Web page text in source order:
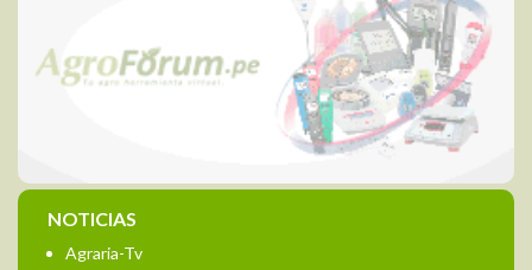
NOTICIAS
Agraria-Tv